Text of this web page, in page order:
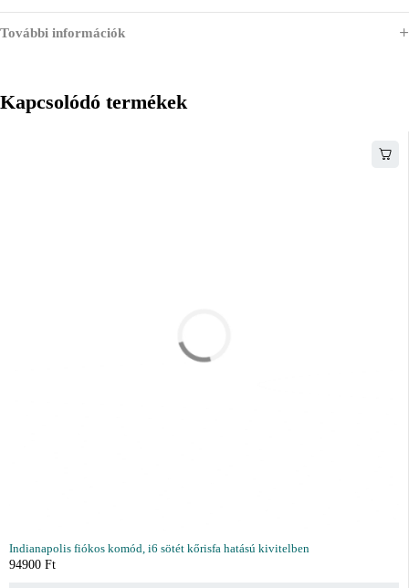
További információk
Kapcsolódó termékek
Indianapolis fiókos komód, i6 sötét kőrisfa hatású kivitelben
94900 Ft